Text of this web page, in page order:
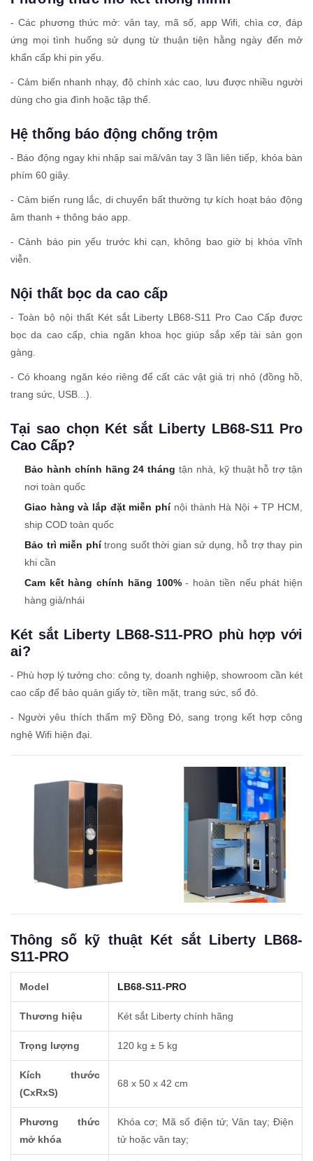
- Các phương thức mở: vân tay, mã số, app Wifi, chìa cơ, đáp
ứng mọi tình huống sử dụng từ thuận tiện hằng ngày đến mở
khẩn cấp khi pin yếu.
- Cảm biến nhanh nhạy, độ chính xác cao, lưu được nhiều người
dùng cho gia đình hoặc tập thể.
Hệ thống báo động chống trộm
- Báo động ngay khi nhập sai mã/vân tay 3 lần liên tiếp, khóa bàn
phím 60 giây.
- Cảm biến rung lắc, di chuyển bất thường tự kích hoạt báo động
âm thanh + thông báo app.
- Cảnh báo pin yếu trước khi cạn, không bao giờ bị khóa vĩnh
viễn.
Nội thất bọc da cao cấp
- Toàn bộ nội thất Két sắt Liberty LB68-S11 Pro Cao Cấp được
bọc da cao cấp, chia ngăn khoa học giúp sắp xếp tài sản gọn
gàng.
- Có khoang ngăn kéo riêng để cất các vật giá trị nhỏ (đồng hồ,
trang sức, USB...).
Tại sao chọn Két sắt Liberty LB68-S11 Pro
Cao Cấp?
Bảo hành chính hãng 24 tháng tận nhà, kỹ thuật hỗ trợ tận
nơi toàn quốc
Giao hàng và lắp đặt miễn phínội thành Hà Nội + TP HCM,
ship COD toàn quốc
Bảo trì miễn phítrong suốt thời gian sử dụng, hỗ trợ thay pin
khi cần
Cam kết hàng chính hãng 100%- hoàn tiền nếu phát hiện
hàng giả/nhái
Két sắt Liberty LB68-S11-PRO phù hợp với
ai?
- Phù hợp lý tưởng cho: công ty, doanh nghiệp, showroom cần két
cao cấp để bảo quản giấy tờ, tiền mặt, trang sức, sổ đỏ.
- Người yêu thích thẩm mỹ Đồng Đỏ, sang trọng kết hợp công
nghệ Wifi hiện đại.
Thông số kỹ thuật Két sắt Liberty LB68-
S11-PRO
Model LB68-S11-PRO
Thương hiệu Két sắt Liberty chính hãng
Trọng lượng 120 kg ± 5 kg
Kích thước
(CxRxS)
68 x 50 x 42 cm
Phương thức
mở khóa
Khóa cơ; Mã số điện tử; Vân tay; Điện
tử hoặc vân tay;